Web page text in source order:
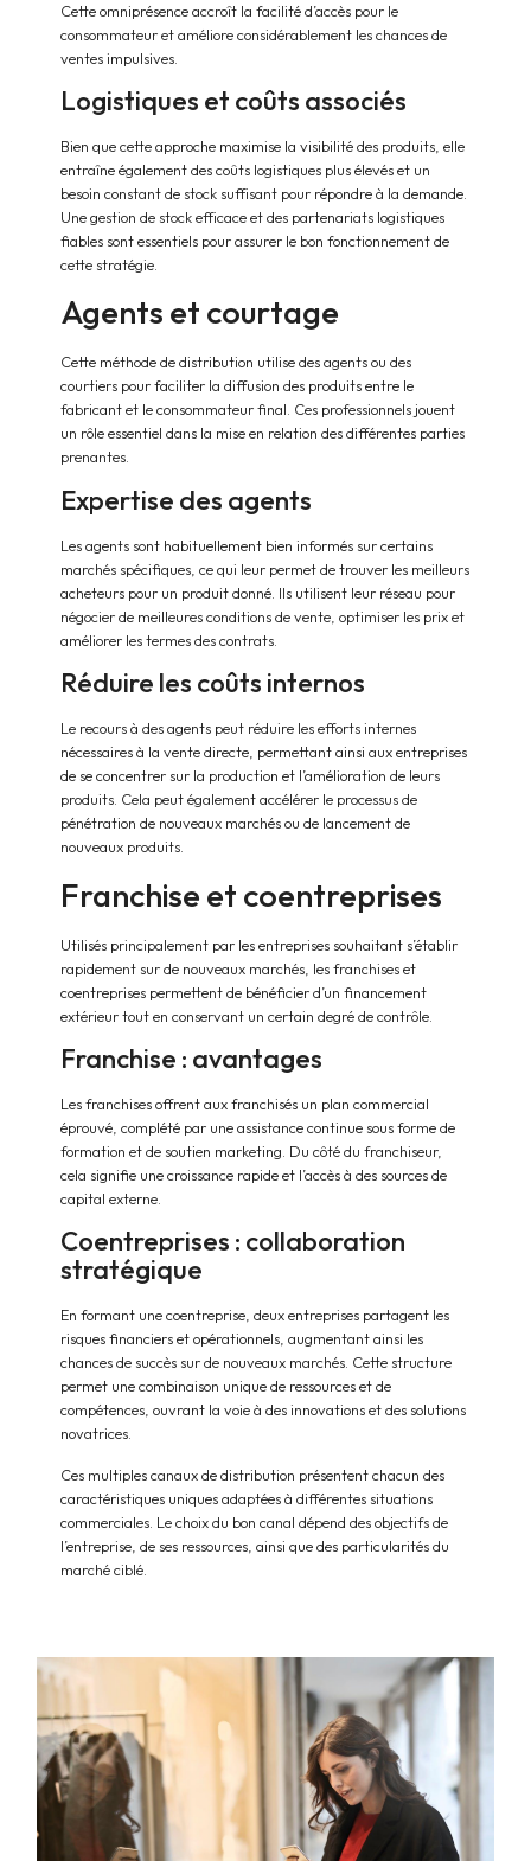
Cette omniprésence accroît la facilité d’accès pour le
consommateur et améliore considérablement les chances de
ventes impulsives.
Logistiques et coûts associés
Bien que cette approche maximise la visibilité des produits, elle
entraîne également des coûts logistiques plus élevés et un
besoin constant de stock suffisant pour répondre à la demande.
Une gestion de stock efficace et des partenariats logistiques
fiables sont essentiels pour assurer le bon fonctionnement de
cette stratégie.
Agents et courtage
Cette méthode de distribution utilise des agents ou des
courtiers pour faciliter la diffusion des produits entre le
fabricant et le consommateur final. Ces professionnels jouent
un rôle essentiel dans la mise en relation des différentes parties
prenantes.
Expertise des agents
Les agents sont habituellement bien informés sur certains
marchés spécifiques, ce qui leur permet de trouver les meilleurs
acheteurs pour un produit donné. Ils utilisent leur réseau pour
négocier de meilleures conditions de vente, optimiser les prix et
améliorer les termes des contrats.
Réduire les coûts internos
Le recours à des agents peut réduire les efforts internes
nécessaires à la vente directe, permettant ainsi aux entreprises
de se concentrer sur la production et l’amélioration de leurs
produits. Cela peut également accélérer le processus de
pénétration de nouveaux marchés ou de lancement de
nouveaux produits.
Franchise et coentreprises
Utilisés principalement par les entreprises souhaitant s’établir
rapidement sur de nouveaux marchés, les franchises et
coentreprises permettent de bénéficier d’un financement
extérieur tout en conservant un certain degré de contrôle.
Franchise : avantages
Les franchises offrent aux franchisés un plan commercial
éprouvé, complété par une assistance continue sous forme de
formation et de soutien marketing. Du côté du franchiseur,
cela signifie une croissance rapide et l’accès à des sources de
capital externe.
Coentreprises : collaboration
stratégique
En formant une coentreprise, deux entreprises partagent les
risques financiers et opérationnels, augmentant ainsi les
chances de succès sur de nouveaux marchés. Cette structure
permet une combinaison unique de ressources et de
compétences, ouvrant la voie à des innovations et des solutions
novatrices.
Ces multiples canaux de distribution présentent chacun des
caractéristiques uniques adaptées à différentes situations
commerciales. Le choix du bon canal dépend des objectifs de
l’entreprise, de ses ressources, ainsi que des particularités du
marché ciblé.